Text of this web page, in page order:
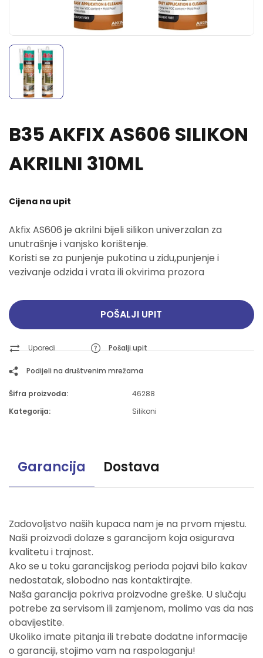
B35 AKFIX AS606 SILIKON
AKRILNI 310ML
Cijena na upit
Akfix AS606 je akrilni bijeli silikon univerzalan za
unutrašnje i vanjsko korištenje.
Koristi se za punjenje pukotina u zidu,punjenje i
vezivanje odzida i vrata ili okvirima prozora
POŠALJI UPIT
Uporedi Pošalji upit
Podijeli na društvenim mrežama
Šifra proizvoda:
46288
Kategorija:
Silikoni
Garancija Dostava
Zadovoljstvo naših kupaca nam je na prvom mjestu.
Naši proizvodi dolaze s garancijom koja osigurava
kvalitetu i trajnost.
Ako se u toku garancijskog perioda pojavi bilo kakav
nedostatak, slobodno nas kontaktirajte.
Naša garancija pokriva proizvodne greške. U slučaju
potrebe za servisom ili zamjenom, molimo vas da nas
obavijestite.
Ukoliko imate pitanja ili trebate dodatne informacije
o garanciji, stojimo vam na raspolaganju!